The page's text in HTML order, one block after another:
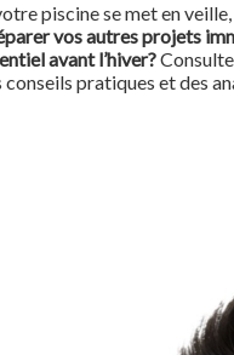
piscine se met en
vos autres projets
avant l’hiver?
pratiques et des